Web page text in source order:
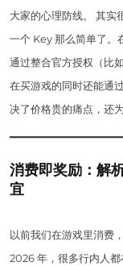
大家的心理防线。 其实
一个 Key 那么简单了。
通过整合官方授权（比
在买游戏的同时还能通
决了价格贵的痛点，还
消费即奖励：解
宜
以前我们在游戏里消费
2026 年，很多行内人